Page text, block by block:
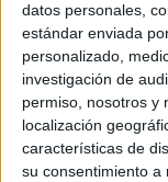
datos personales,
estándar enviada
personalizado,
investigación de
permiso, nosotros y
localización
características de
su consentimiento a